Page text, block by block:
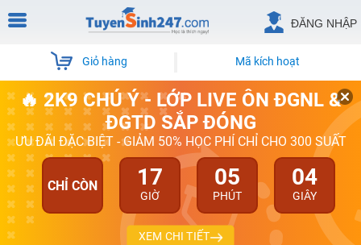
ĐĂNG NHẬP
Giỏ hàng Mã kích hoạt
🔥 2K9 CHÚ Ý - LỚP LIVE ÔN ĐGNL &
ĐGTD SẮP ĐÓNG
ƯU ĐÃI ĐẶC BIỆT - GIẢM 50% HỌC PHÍ CHỈ CHO 300 SUẤT
CHỈ CÒN 17
GIỜ
05
PHÚT
03
GIÂY
XEM CHI TIẾT